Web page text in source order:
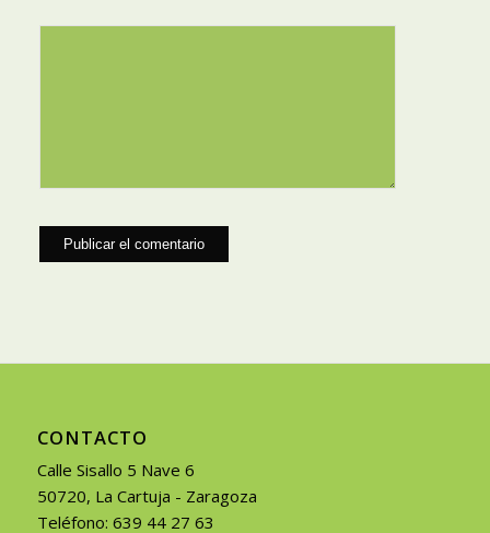
CONTACTO
Calle Sisallo 5 Nave 6
50720, La Cartuja - Zaragoza
Teléfono: 639 44 27 63